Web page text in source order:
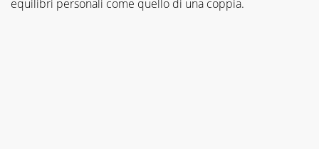
equilibri personali come quello di una coppia.